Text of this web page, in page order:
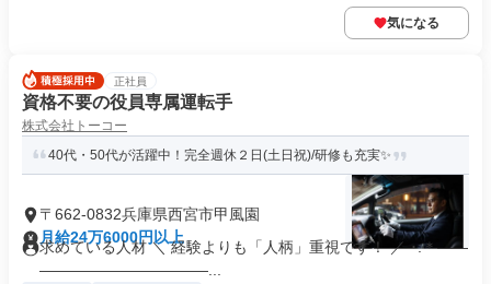
気になる
正社員
資格不要の役員専属運転手
株式会社トーコー
40代・50代が活躍中！完全週休２日(土日祝)/研修も充実✨
〒662-0832兵庫県西宮市甲風園
月給24万6000円以上
求めている人材 ＼ 経験よりも「人柄」重視です！ ／ ･:＊――
―――――――――――...